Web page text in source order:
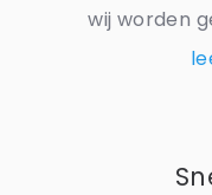
wij worden